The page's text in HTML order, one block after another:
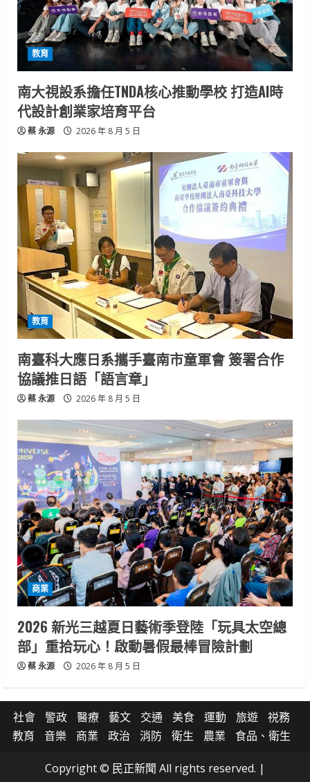
教育
南大視設系擔任TNDA核心推動學校 打造AI時
代設計創業家培育平台
蔡 永源 2026 年 8 月 5 日
教育
南臺科大應日系攜手臺南市童軍會 簽署合作
協議推日語「語言章」
蔡 永源 2026 年 8 月 5 日
商業
2026 新光三越夏日藝術季登陸「玩具太空總
部」重拾玩心！啟動暑假最棒冒險計劃
蔡 永源 2026 年 8 月 5 日
社會 警政 醫療 藝文 交通 美食 運動 旅遊
祱務
教育
音樂 商業 政治 消防 衛生 農業 食品、衛生
Copyright © 民正新聞 All rights reserved. |